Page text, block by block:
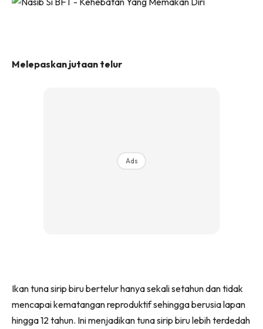
Melepaskan jutaan telur
Ads
Ikan tuna sirip biru bertelur hanya sekali setahun dan tidak
mencapai kematangan reproduktif sehingga berusia lapan
hingga 12 tahun. Ini menjadikan tuna sirip biru lebih terdedah